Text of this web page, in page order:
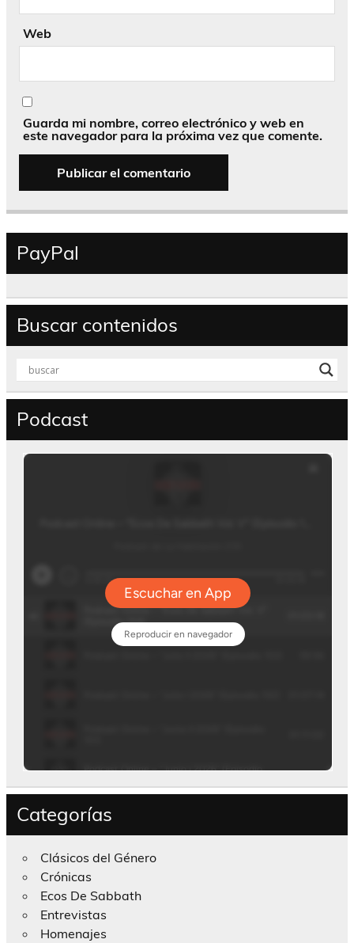
Web
Guarda mi nombre, correo electrónico y web en
este navegador para la próxima vez que comente.
PayPal
Buscar contenidos
Podcast
Categorías
Clásicos del Género
Crónicas
Ecos De Sabbath
Entrevistas
Homenajes